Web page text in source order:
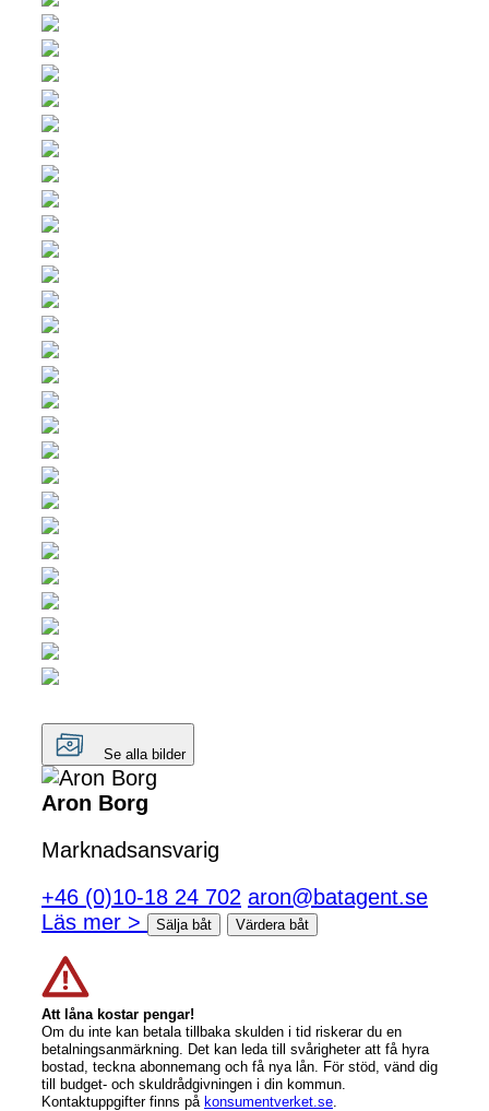
Se alla bilder
Aron Borg
Marknadsansvarig
+46 (0)10-18 24 702 aron@batagent.se
Läs mer >
Sälja båt Värdera båt
Att låna kostar pengar!
Om du inte kan betala tillbaka skulden i tid riskerar du en
betalningsanmärkning. Det kan leda till svårigheter att få hyra
bostad, teckna abonnemang och få nya lån. För stöd, vänd dig
till budget- och skuldrådgivningen i din kommun.
Kontaktuppgifter finns på konsumentverket.se